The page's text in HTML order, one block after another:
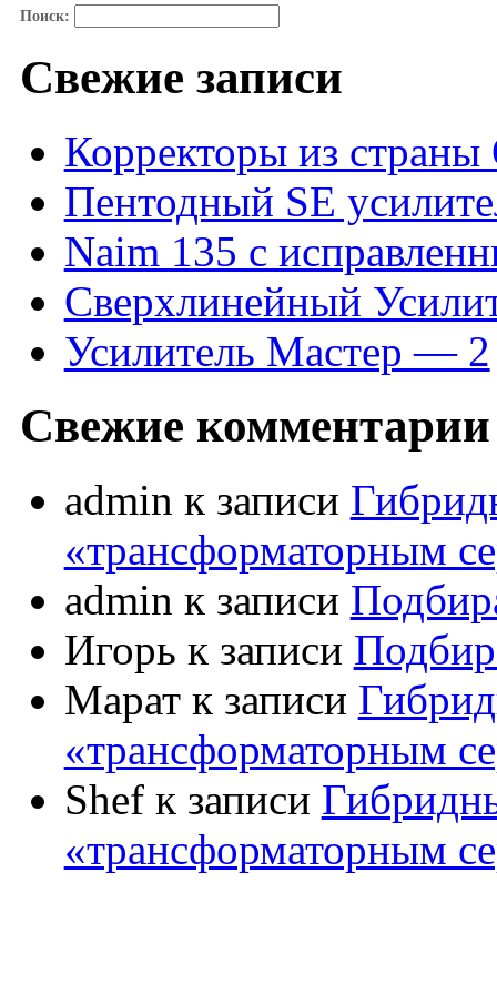
ПРЕДВАРИТЕЛЬНЫЕ
УСИЛИТЕЛИ
Поиск:
Свежие записи
Корректоры из
Пентодный SE
Naim 135 с
Сверхлинейный
Усилитель Мастер — 2
Свежие комментарии
admin к записи
«трансформаторным
admin к записи
Игорь к записи
Маратк записи
«трансформаторным
Shefк записи
«трансформаторным